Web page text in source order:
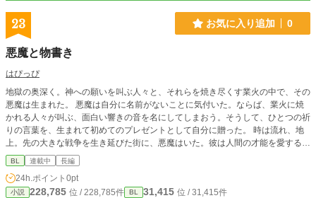
23 お気に入り追加 0
悪魔と物書き
はぴっぴ
地獄の奥深く。神への願いを叫ぶ人々と、それらを焼き尽くす業火の中で、その
悪魔は生まれた。 悪魔は自分に名前がないことに気付いた。ならば、業火に焼
かれる人々が叫ぶ、面白い響きの音を名にしてしまおう。そうして、ひとつの祈
りの言葉を、生まれて初めてのプレゼントとして自分に贈った。 時は流れ、地
上。先の大きな戦争を生き延びた街に、悪魔はいた。彼は人間の才能を愛する悪
魔。人々の中に眠る才能を目覚めさせ、破滅に導く存在だった。 そんな悪魔
は、汽車でとある男を見つける。悪魔は微笑んだ。 「また会いにきます」と。
BL 連載中 長編
24h.ポイント 0pt
小説 228,785 位 / 228,785件 BL 31,415 位 / 31,415件